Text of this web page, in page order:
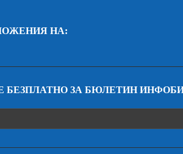
НА:
БЕЗПЛАТНО ЗА БЮЛЕТИН